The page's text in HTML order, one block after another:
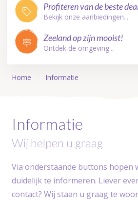
Profiteren van de beste
Bekijk onze aanbiedingen...
Zeeland op zijn mooist!
Ontdek de omgeving...
Home Informatie
Informatie
Wij helpen u graag
Via onderstaande buttons hopen
duidelijk te informeren. Liever
contact? Wij staan u graag te